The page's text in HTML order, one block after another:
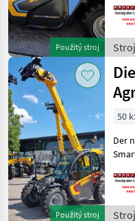
Použitý stroj
Mini
Dieci
Použitý stroj
50
Der
5